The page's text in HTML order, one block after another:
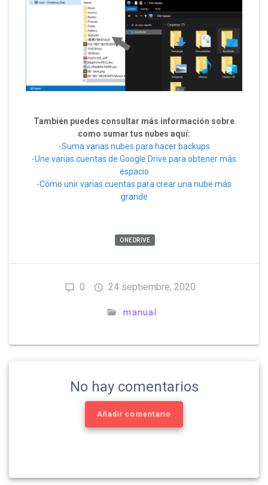
También puedes consultar más información sobre
como sumar tus nubes aquí:
-Suma varias nubes para hacer backups
-Une varias cuentas de Google Drive para obtener más
espacio
-Cómo unir varias cuentas para crear una nube más
grande
ONEDRIVE
0 24 septiembre, 2020
manual
No hay comentarios
Añadir comentario